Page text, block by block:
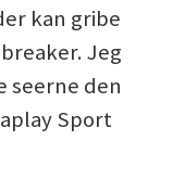
kan gribe
Jeg
seerne den
Sport